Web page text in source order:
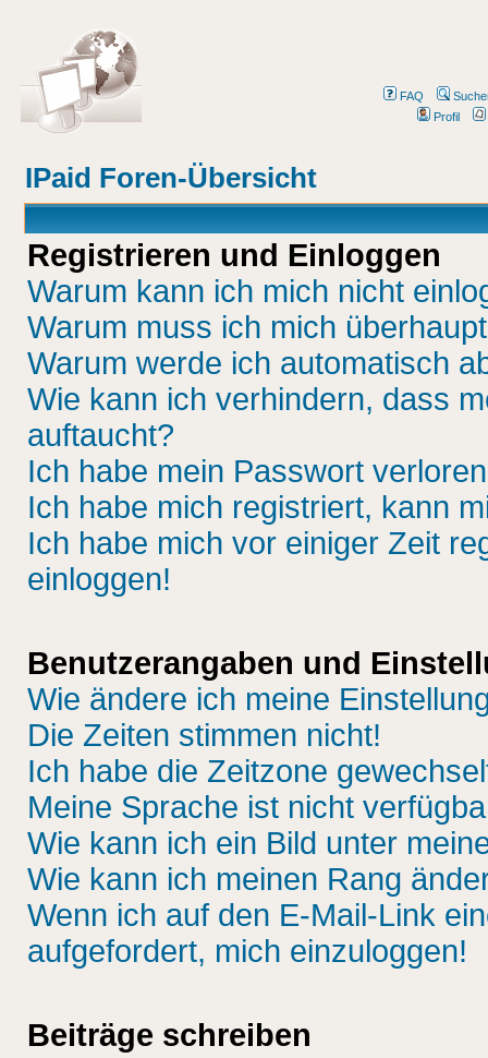
FAQ
Profil
IPaid Foren-Übersicht
Registrieren und Einloggen
Warum kann ich mich nicht
Warum muss ich mich
Warum werde ich automatisch
Wie kann ich verhindern, dass
auftaucht?
Ich habe mein Passwort
Ich habe mich registriert, kann
Ich habe mich vor einiger Zeit
einloggen!
Benutzerangaben und
Wie ändere ich meine
Die Zeiten stimmen nicht!
Ich habe die Zeitzone
Meine Sprache ist nicht
Wie kann ich ein Bild unter
Wie kann ich meinen Rang
Wenn ich auf den E-Mail-Link
aufgefordert, mich einzuloggen!
Beiträge schreiben